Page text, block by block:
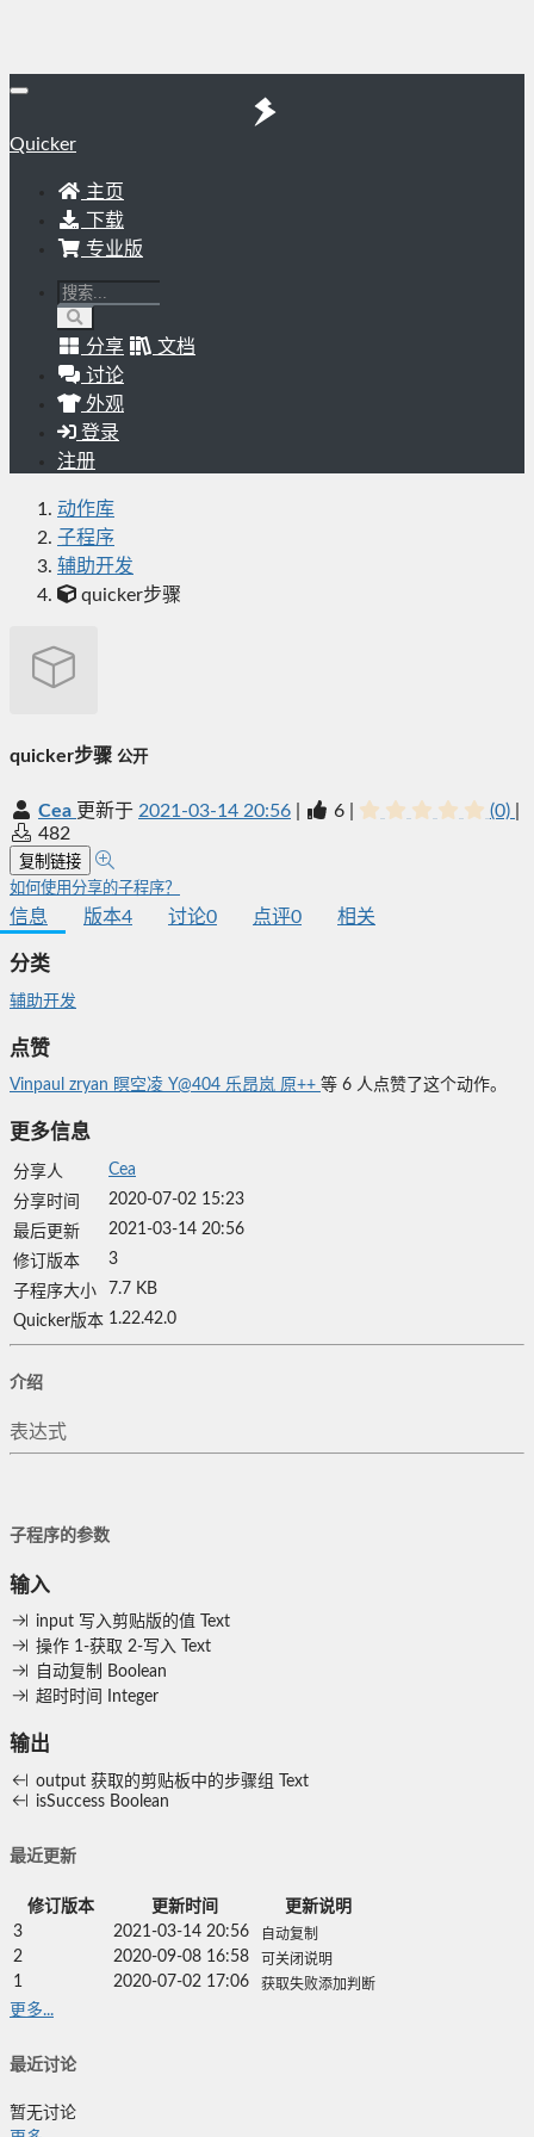
Quicker
主页
下载
专业版
分享
文档
讨论
外观
登录
注册
动作库
子程序
辅助开发
quicker步骤
quicker步骤 公开
Cea 更新于 2021-03-14 20:56 6 (0)
482
复制链接
如何使用分享的子程序？
信息 版本4 讨论0 点评0 相关
分类
辅助开发
点赞
Vinpaul zryan 瞑空凌 Y@404 乐昂岚 原++ 等 6 人点赞了这个动作。
更多信息
分享人
Cea
分享时间
2020-07-02 15:23
最后更新
2021-03-14 20:56
修订版本
3
子程序大小
7.7 KB
Quicker版本 1.22.42.0
介绍
表达式
子程序的参数
输入
input 写入剪贴版的值
Text
操作 1-获取 2-写入
Text
自动复制
Boolean
超时时间
Integer
输出
output 获取的剪贴板中的步骤组
Text
isSuccess Boolean
最近更新
修订版本 更新时间
更新说明
3
2021-03-14 20:56 自动复制
2 2020-09-08 16:58 可关闭说明
1 2020-07-02 17:06 获取失败添加判断
更多...
最近讨论
暂无讨论